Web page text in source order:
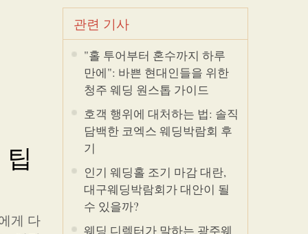
게 다
관련 기사
"홀 투어부터 혼수까지 하루
만에": 바쁜 현대인들을 위한
청주 웨딩 원스톱 가이드
호객 행위에 대처하는 법: 솔직
담백한 코엑스 웨딩박람회 후
기
인기 웨딩홀 조기 마감 대란,
대구웨딩박람회가 대안이 될
수 있을까?
웨딩 디렉터가 말하는 광주웨